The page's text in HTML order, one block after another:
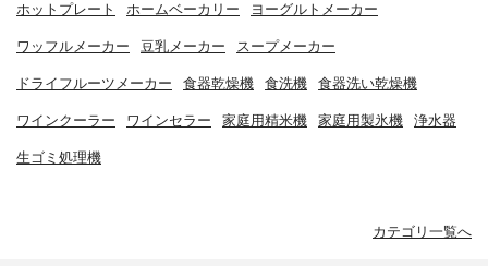
ホットプレート ホームベーカリー ヨーグルトメーカー
ワッフルメーカー 豆乳メーカー スープメーカー
ドライフルーツメーカー 食器乾燥機 食洗機 食器洗い乾燥機
ワインクーラー ワインセラー 家庭用精米機 家庭用製氷機 浄水器
生ゴミ処理機
カテゴリ一覧へ